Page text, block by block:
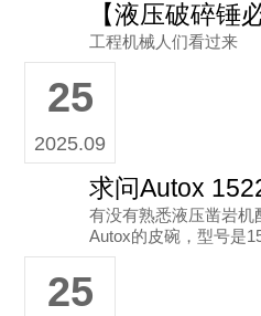
工程机械人们看过来
25
2025.09
有没有熟悉液压凿岩机
Autox的皮碗，型号是
说是液压凿岩机的配件
体适配哪些
25